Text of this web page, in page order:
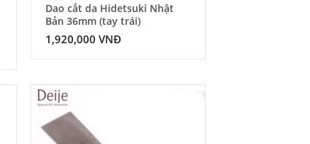
Dao cắt da Hidetsuki Nhật
Bản 36mm (tay trái)
1,920,000 VNĐ